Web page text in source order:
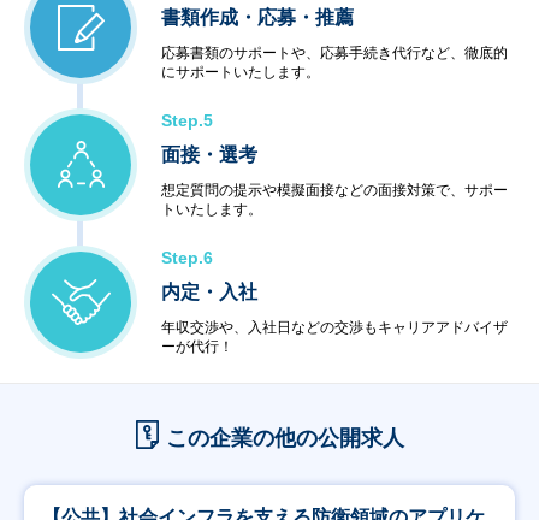
書類作成・応募・推薦
応募書類のサポートや、応募手続き代行など、徹底的
にサポートいたします。
Step.5
面接・選考
想定質問の提示や模擬面接などの面接対策で、サポー
トいたします。
Step.6
内定・入社
年収交渉や、入社日などの交渉もキャリアアドバイザ
ーが代行！
この企業の他の公開求人